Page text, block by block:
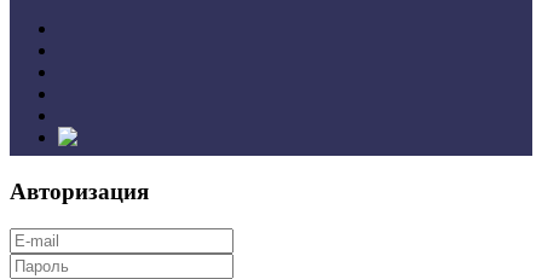
Авторизация